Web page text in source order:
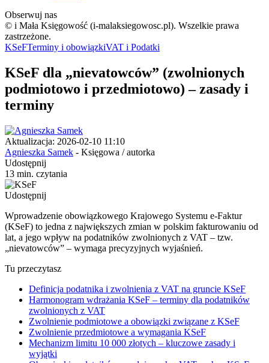
Obserwuj nas
© i Mała Księgowość (i-malaksiegowosc.pl). Wszelkie prawa
zastrzeżone.
KSeFTerminy i obowiązkiVAT i Podatki
KSeF dla „nievatowców” (zwolnionych
podmiotowo i przedmiotowo) – zasady i
terminy
Aktualizacja: 2026-02-10 11:10
Agnieszka Samek - Księgowa / autorka
Udostępnij
13 min. czytania
Udostępnij
Wprowadzenie obowiązkowego Krajowego Systemu e-Faktur
(KSeF) to jedna z największych zmian w polskim fakturowaniu od
lat, a jego wpływ na podatników zwolnionych z VAT – tzw.
„nievatowców” – wymaga precyzyjnych wyjaśnień.
Tu przeczytasz
Definicja podatnika i zwolnienia z VAT na gruncie KSeF
Harmonogram wdrażania KSeF – terminy dla podatników
zwolnionych z VAT
Zwolnienie podmiotowe a obowiązki związane z KSeF
Zwolnienie przedmiotowe a wymagania KSeF
Mechanizm limitu 10 000 złotych – kluczowe zasady i
wyjątki